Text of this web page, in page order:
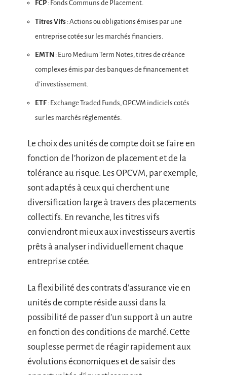
FCP : Fonds Communs de Placement.
Titres Vifs : Actions ou obligations émises par une
entreprise cotée sur les marchés financiers.
EMTN : Euro Medium Term Notes, titres de créance
complexes émis par des banques de financement et
d’investissement.
ETF : Exchange Traded Funds, OPCVM indiciels cotés
sur les marchés réglementés.
Le choix des unités de compte doit se faire en
fonction de l’horizon de placement et de la
tolérance au risque. Les OPCVM, par exemple,
sont adaptés à ceux qui cherchent une
diversification large à travers des placements
collectifs. En revanche, les titres vifs
conviendront mieux aux investisseurs avertis
prêts à analyser individuellement chaque
entreprise cotée.
La flexibilité des contrats d’assurance vie en
unités de compte réside aussi dans la
possibilité de passer d’un support à un autre
en fonction des conditions de marché. Cette
souplesse permet de réagir rapidement aux
évolutions économiques et de saisir des